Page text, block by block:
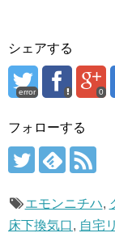
シェアする
error 0
フォローする
エモンニチハ,
床下換気口, 自宅